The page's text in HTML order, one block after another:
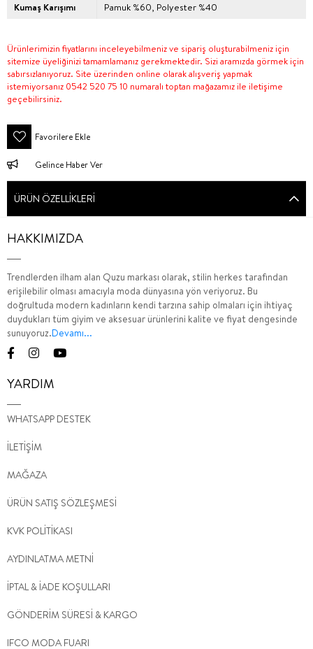
Kumaş Karışımı Pamuk %60, Polyester %40
Ürünlerimizin fiyatlarını inceleyebilmeniz ve sipariş oluşturabilmeniz için
sitemize üyeliğinizi tamamlamanız gerekmektedir. Sizi aramızda görmek için
sabırsızlanıyoruz. Site üzerinden online olarak alışveriş yapmak
istemiyorsanız 0542 520 75 10 numaralı toptan mağazamız ile iletişime
geçebilirsiniz.
Favorilere Ekle
Gelince Haber Ver
ÜRÜN ÖZELLIKLERI
HAKKIMIZDA
Trendlerden ilham alan Quzu markası olarak, stilin herkes tarafından
erişilebilir olması amacıyla moda dünyasına yön veriyoruz. Bu
doğrultuda modern kadınların kendi tarzına sahip olmaları için ihtiyaç
duydukları tüm giyim ve aksesuar ürünlerini kalite ve fiyat dengesinde
sunuyoruz.Devamı...
YARDIM
WHATSAPP DESTEK
İLETİŞİM
MAĞAZA
ÜRÜN SATIŞ SÖZLEŞMESİ
KVK POLİTİKASI
AYDINLATMA METNİ
İPTAL & İADE KOŞULLARI
GÖNDERİM SÜRESİ & KARGO
IFCO MODA FUARI